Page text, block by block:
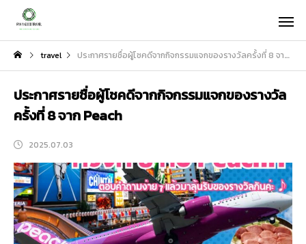
travel ประกาศรายชื่อผู้โชคดีจากกิจกรรมแจกของรางวัลครั้งที่ 8 จาก Peach
ประกาศรายชื่อผู้โชคดีจากกิจกรรมแจกของรางวัล
ครั้งที่ 8 จาก Peach
2025.07.03